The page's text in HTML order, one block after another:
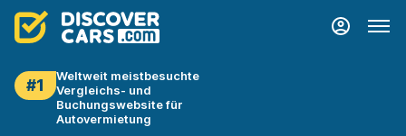
#1
Weltweit meistbesuchte
Vergleichs- und
Buchungswebsite für
Autovermietung